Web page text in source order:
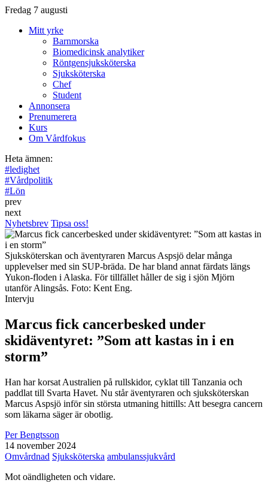
Fredag 7 augusti
Mitt yrke
Barnmorska
Biomedicinsk analytiker
Röntgensjuksköterska
Sjuksköterska
Chef
Student
Annonsera
Prenumerera
Kurs
Om Vårdfokus
Heta ämnen:
#ledighet
#Vårdpolitik
#Lön
prev
next
Nyhetsbrev Tipsa oss!
Sjuksköterskan och äventyraren Marcus Aspsjö delar många
upplevelser med sin SUP-bräda. De har bland annat färdats längs
Yukon-floden i Alaska. För tillfället håller de sig i sjön Mjörn
utanför Alingsås. Foto: Kent Eng.
Intervju
Marcus fick cancerbesked under
skidäventyret: ”Som att kastas in i en
storm”
Han har korsat Australien på rullskidor, cyklat till Tanzania och
paddlat till Svarta Havet. Nu står äventyraren och sjuksköterskan
Marcus Aspsjö inför sin största utmaning hittills: Att besegra cancern
som läkarna säger är obotlig.
Per Bengtsson
14 november 2024
Omvårdnad Sjuksköterska ambulanssjukvård
Mot oändligheten och vidare.